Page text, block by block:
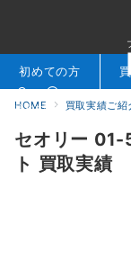
検索 お問合せ
初めての方
HOME 買取実績ご紹
セオリー
ト 買取実績